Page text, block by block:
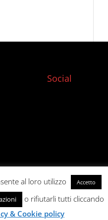
Social
al loro utilizzo Accetto
o rifiutarli tutti cliccando
& Cookie policy